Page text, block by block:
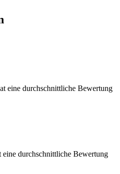
eine durchschnittliche Bewertung
durchschnittliche Bewertung